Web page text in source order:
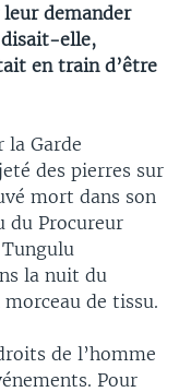
demander
disait-elle,
en train d’être
la Garde
des pierres sur
mort dans son
du Procureur
la nuit du
de tissu.
de l’homme
Pour